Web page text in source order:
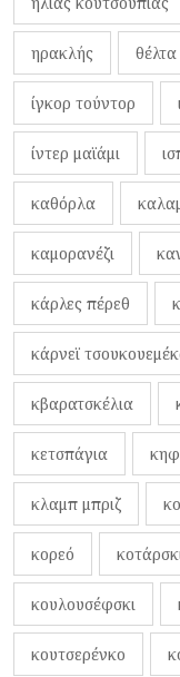
ηρακλής θέλτα
ίγκορ τούντορ
ίντερ μαϊάμι
καθόρλα
καμορανέζι
κάρλες πέρεθ
κάρνεϊ
κβαρατσκέλια
κετσπάγια
κλαμπ μπριζ
κορεό
κουλουσέφσκι
κουτσερένκο